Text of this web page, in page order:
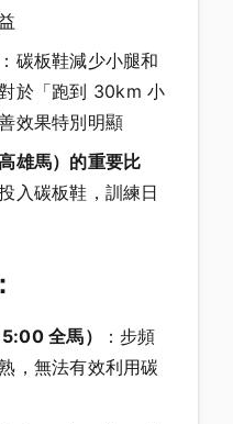
：碳板鞋減少小腿和
於「跑到 30km 小
效果特別明顯
雄馬）的重要比
入碳板鞋，訓練日
全馬）
：步頻
，無法有效利用碳